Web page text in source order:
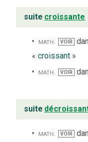
suite croissante
math. VOIR
« croissant »
math.
VOIR
suite
math. VOIR